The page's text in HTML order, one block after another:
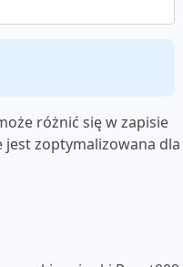
różnić się w zapisie
jest zoptymalizowana dla